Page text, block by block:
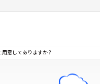
意してありますか？